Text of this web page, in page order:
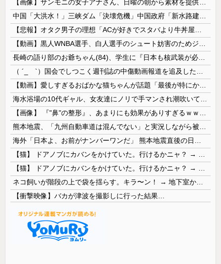
【衝撃映像】バカが津波を撮影しに行った結果…